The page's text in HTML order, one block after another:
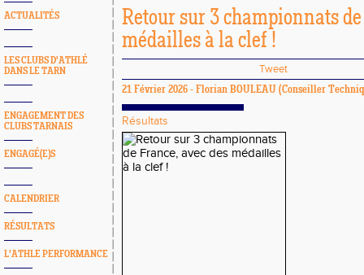
ACTUALITÉS
LES CLUBS D'ATHLÉ
DANS LE TARN
ENGAGEMENT DES
CLUBS TARNAIS
ENGAGÉ(E)S
CALENDRIER
RÉSULTATS
L'ATHLE PERFORMANCE
Retour sur 3 championnats
médailles à la clef !
Tweet
21 Février 2026 - Florian BOULEAU (Conseiller
Résultats